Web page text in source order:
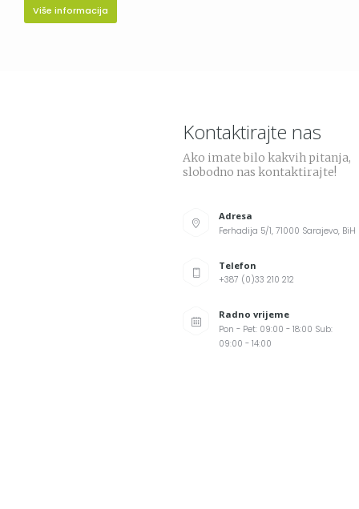
Više informacija
Kontaktirajte nas
Ako imate bilo kakvih pitanja,
slobodno nas kontaktirajte!
Adresa
Ferhadija 5/1, 71000 Sarajevo, BiH
Telefon
+387 (0)33 210 212
Radno vrijeme
Pon - Pet: 09:00 - 18:00 Sub:
09:00 - 14:00